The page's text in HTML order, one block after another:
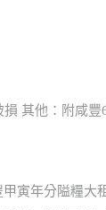
其他：附咸
寅年分隘糧